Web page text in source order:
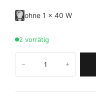
ohne 1 x 40 W
2 vorrätig
d
− +